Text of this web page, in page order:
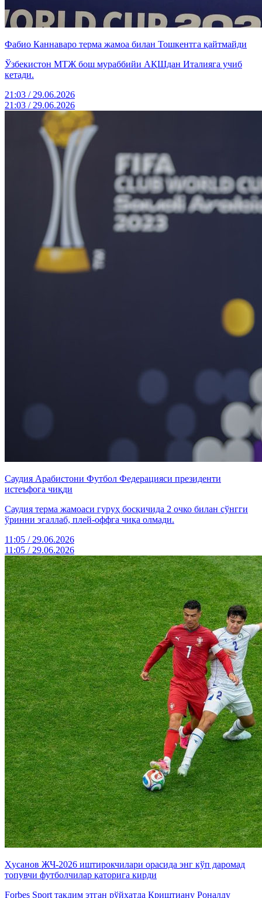
Фабио Каннаваро терма жамоа билан Тошкентга қайтмайди
Ўзбекистон МТЖ бош мураббийи АҚШдан Италияга учиб
кетади.
21:03 / 29.06.2026
21:03 / 29.06.2026
Саудия Арабистони Футбол Федерацияси президенти
истеъфога чиқди
Саудия терма жамоаси гуруҳ босқичида 2 очко билан сўнгги
ўринни эгаллаб, плей-оффга чиқа олмади.
11:05 / 29.06.2026
11:05 / 29.06.2026
Ҳусанов ЖЧ-2026 иштирокчилари орасида энг кўп даромад
топувчи футболчилар қаторига кирди
Forbes Sport тақдим этган рўйхатда Криштиану Роналду